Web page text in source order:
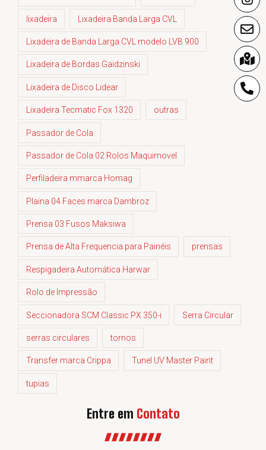
lixadeira Lixadeira Banda Larga CVL
Lixadeira de Banda Larga CVL modelo LVB 900
Lixadeira de Bordas Gaidzinski
Lixadeira de Disco Lidear
Lixadeira Tecmatic Fox 1320 outras
Passador de Cola
Passador de Cola 02 Rolos Maquimovel
Perfiladeira mmarca Homag
Plaina 04 Faces marca Dambroz
Prensa 03 Fusos Maksiwa
Prensa de Alta Frequencia para Painéis prensas
Respigadeira Automática Harwar
Rolo de Impressão
Seccionadora SCM Classic PX 350-i Serra Circular
serras circulares tornos
Transfer marca Crippa Tunel UV Master Paint
tupias
Entre em Contato